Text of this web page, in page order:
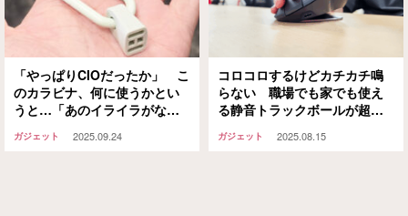
「やっぱりCIOだったか」 こ
のカラビナ、何に使うかとい
うと…「あのイライラがなく
ガジェット 2025.09.24
コロコロするけどカチカチ鳴
らない 職場でも家でも使え
る静音トラックボールが超便
ガジェット 2025.08.15